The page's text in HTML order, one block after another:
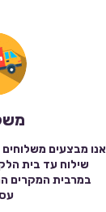
אנו מבצעים